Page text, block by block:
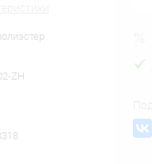
ZH